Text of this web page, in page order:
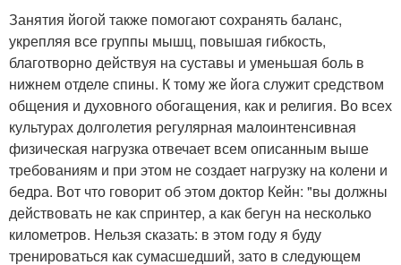
Занятия йогой также помогают сохранять баланс,
укрепляя все группы мышц, повышая гибкость,
благотворно действуя на суставы и уменьшая боль в
нижнем отделе спины. К тому же йога служит средством
общения и духовного обогащения, как и религия. Во всех
культурах долголетия регулярная малоинтенсивная
физическая нагрузка отвечает всем описанным выше
требованиям и при этом не создает нагрузку на колени и
бедра. Вот что говорит об этом доктор Кейн: "вы должны
действовать не как спринтер, а как бегун на несколько
километров. Нельзя сказать: в этом году я буду
тренироваться как сумасшедший, зато в следующем